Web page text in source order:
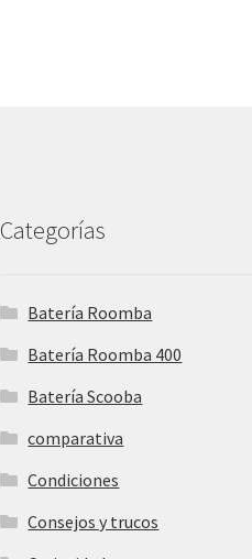
Categorías
Batería Roomba
Batería Roomba 400
Batería Scooba
comparativa
Condiciones
Consejos y trucos